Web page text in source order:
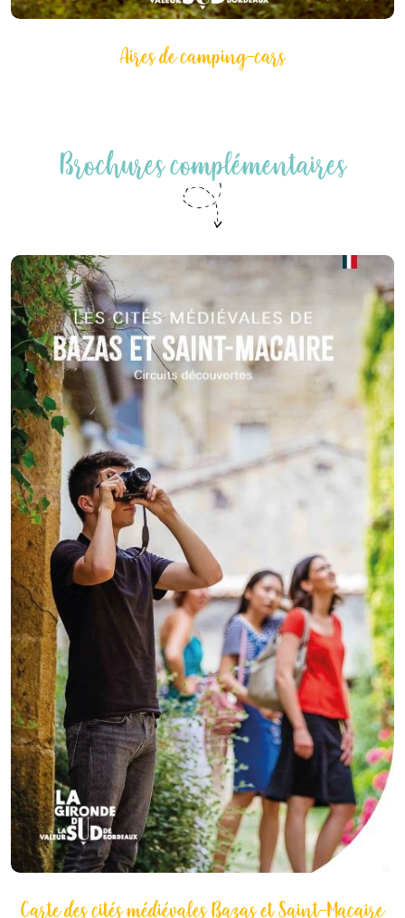
Aires de camping-cars
Brochures complémentaires
Carte des cités médiévales Bazas et Saint-Macaire